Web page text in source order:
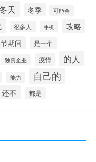
天 冬季 可能会
很多人 手机 攻略
期间 是一个
独资企业 疫情 的人
能力 自己的
还不 都是